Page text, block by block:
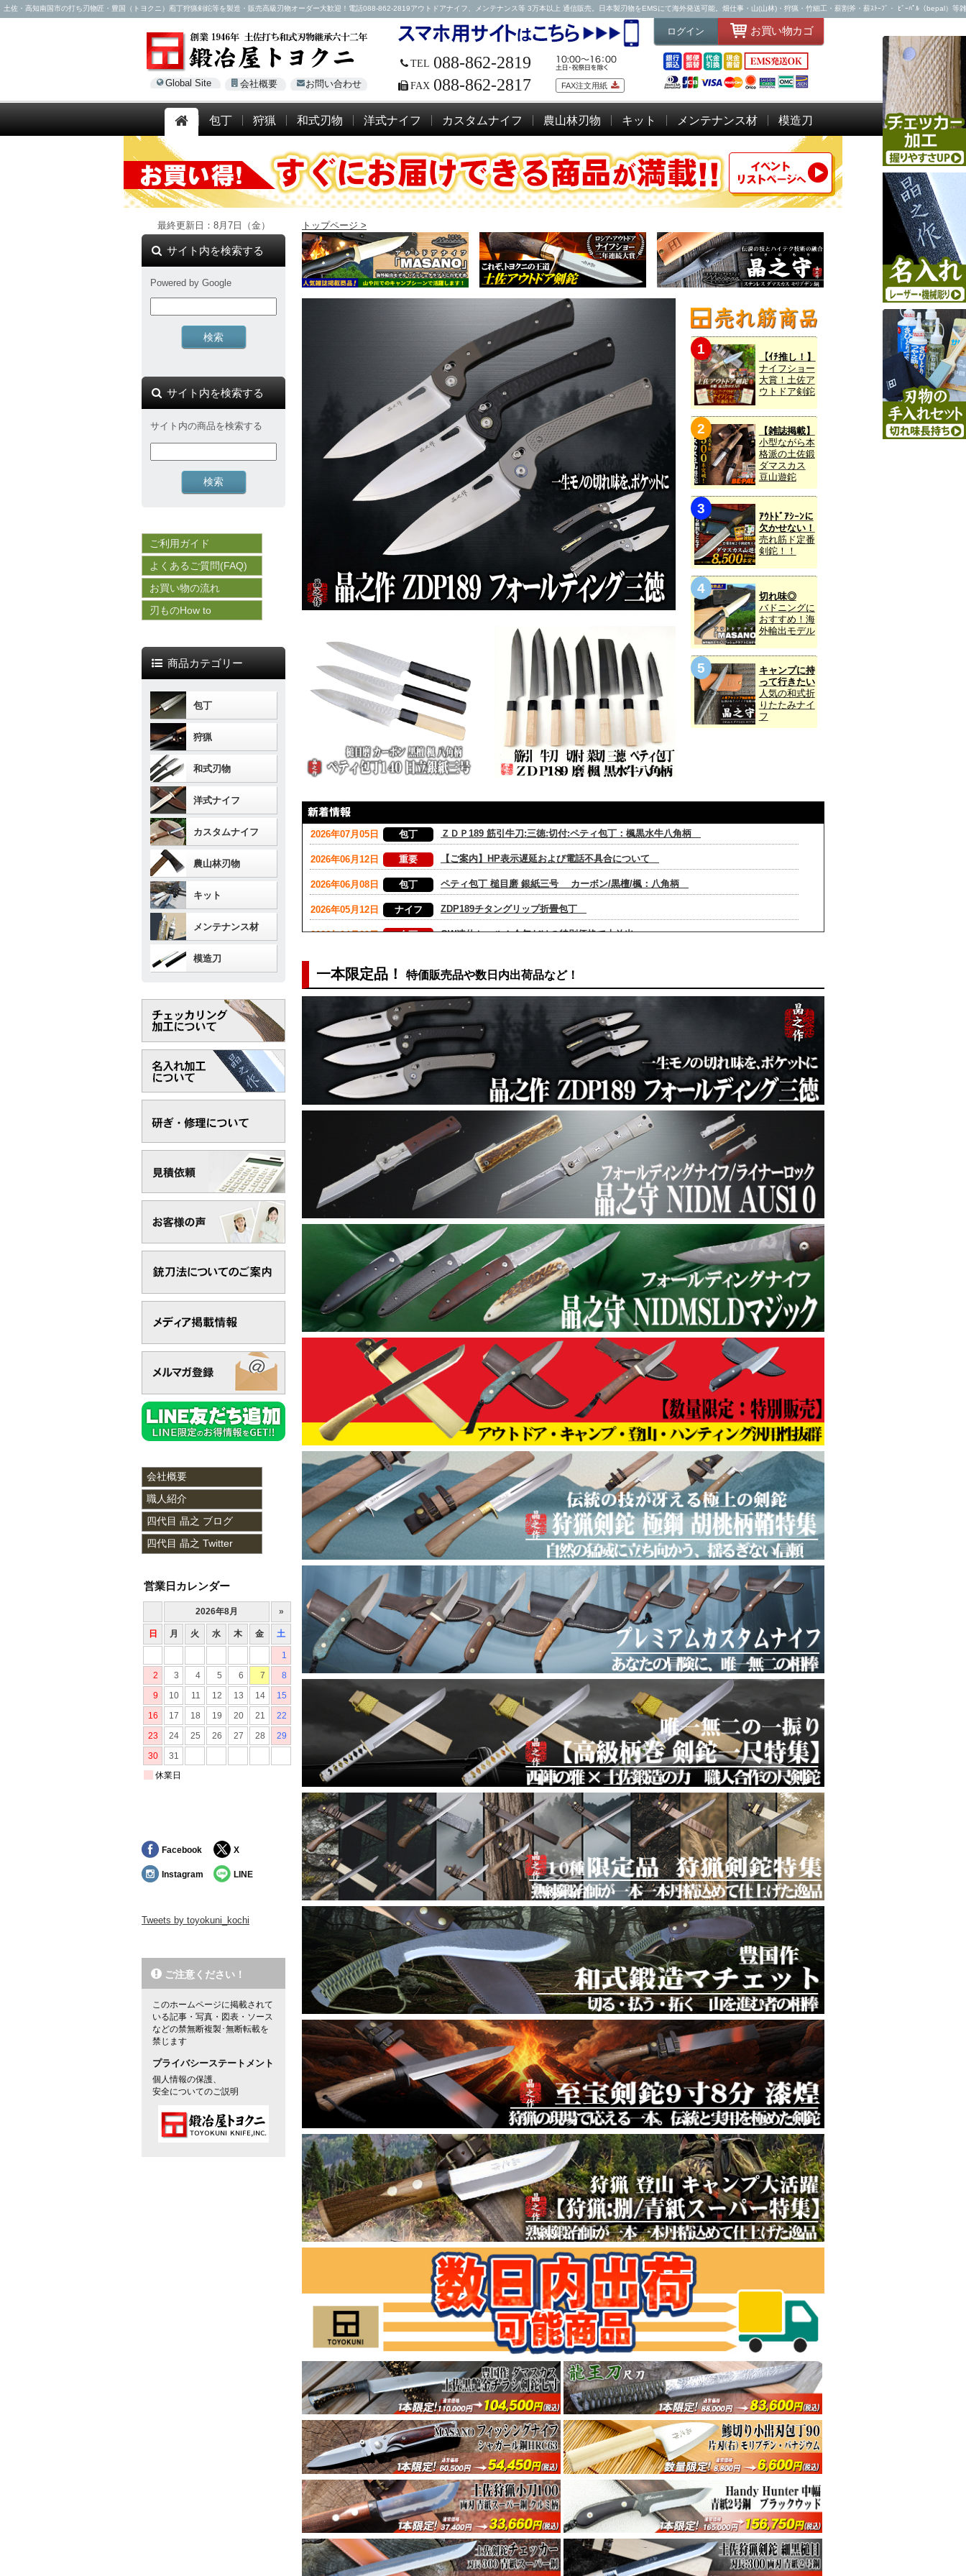
土佐・高知南国市の打ち刃物匠・豊国（トヨクニ）庖丁狩猟剣鉈等を製造・販売高級刃物オーダー大歓迎！電話088-862-2819アウトドアナイフ、メンテナンス等 3万本以上 通信販売。日本製刃物をEMSにて海外発送可能。畑仕事・山(山林)・狩猟・竹細工・薪割斧・薪ｽﾄｰﾌﾞ・ ﾋﾞｰﾊﾟﾙ（bepal）等
Global Site 会社概要 お問い合わせ
TEL 088-862-2819
FAX 088-862-2817 FAX注文用紙
ログイン お買い物カゴ
包丁 狩猟 和式刃物 洋式ナイフ カスタムナイフ 農山林刃物 キット メンテナンス材 模造刀
トップページ >
【ｲﾁ推し！】
ナイフショー
大賞！土佐ア
ウトドア剣鉈
【雑誌掲載】
小型ながら本
格派の土佐鍛
ダマスカス
豆山遊鉈
ｱｳﾄﾄﾞｱｼｰﾝに
欠かせない！
売れ筋ド定番
剣鉈！！
切れ味◎
バドニングに
おすすめ！海
外輸出モデル
キャンプに持
って行きたい
人気の和式折
りたたみナイ
フ
2026年07月05日 包丁 ＺＤＰ189 筋引牛刀:三徳:切付:ペティ包丁：楓黒水牛八角柄
2026年06月12日 重要 【ご案内】HP表示遅延および電話不具合について
2026年06月08日 包丁 ペティ包丁 槌目磨 銀紙三号 カーボン/黒檀/楓：八角柄
2026年05月12日 ナイフ ZDP189チタングリップ折畳包丁
2026年04月29日 企画 GW連休セール！今年だけの特別価格で大放出
2026年03月17日 包丁 ＺＤＰ189 筋引牛刀:三徳:切付:ペティ包丁：楓黒水牛八角柄
2026年03月17日 ナイフ フォールディングＭＡＳＡＮＯ ＳＲＳ13真鍮グリップ
2026年03月17日 ナイフ フォールディングナイフMASANO（NI-DM-SLDマジック）SLDマジック
2026年03月14日 ナイフ 晶之作 ZDP189 フォールディング三徳/フォールディング菜切
2026年03月14日 企画 Boker Magnum ナイフ入荷
2026年03月03日 企画 プレミアムカスタムナイフ
2026年03月03日 企画 ■数量限定：１本特別販売■最大30％オフ
2026年02月14日 企画 本決算2026│第三弾 土佐腰鉈
2026年02月14日 企画 本決算2026│第一弾 輸入ネックナイフ
2026年02月14日 企画 本決算2026│第一弾 輸入ナイフ
2026年02月01日 企画 鍛冶屋トヨクニ 本決算2026
2026年01月17日 企画 自然をもっと自由に万能フルタング鉈・特選6本
2026年01月16日 企画 友人、家族で楽しむキャンプ フルタングナイフ特選9種
2026年01月10日 企画 【鍛造小刀ダマスカス 特集】ハンドメイド用
2026年01月10日 企画 狩猟【捌】/アウトドア鉈 小型でも頼れる一本！
2026年01月10日 企画 【土佐万能鉈特集】 竹割/焚火 頼れる一振り 土佐伝統鉈
企画 【狩猟愛好家 道具特集】 自然と向き合うすべての人へ
2025年12月23日 2025-2026年末年始休業日のご案内
2025年12月18日 【鍛冶屋トヨクニ 福袋2026｜総合
2025年12月18日 企画 【鍛冶屋トヨクニ 福袋2026｜第九弾 剣鉈袋
2025年12月18日 企画 【鍛冶屋トヨクニ 福袋2026｜第八弾 キャンプ袋
2025年12月18日 企画 【鍛冶屋トヨクニ 福袋2026｜第七弾 晶之剣鉈袋
2025年12月18日 企画 【鍛冶屋トヨクニ 福袋2026｜第六弾 料理包丁袋
2025年12月18日 企画 【鍛冶屋トヨクニ 福袋2026｜第五弾 野遊び袋
2025年12月18日 【鍛冶屋トヨクニ 福袋2026｜第四弾 骨スキ包丁袋
2025年12月18日 企画 【鍛冶屋トヨクニ 福袋2026｜第三弾 土州剣鉈 山男袋
2025年12月18日 企画 【鍛冶屋トヨクニ 福袋2026｜第二弾 ネックナイフ袋
2025年12月18日 企画 【鍛冶屋トヨクニ 福袋2026｜第一弾 輸入ナイフ袋
2025年12月06日 企画 【アウトドア遊鉈/小刀特集】鋭い切れ味と研ぎやすさ
2025年12月06日 企画 【漆拵 狩猟剣鉈シリーズ】伝統と実用を極めた逸品
2025年12月06日 企画 【極鋼/青極 有害駆除剣鉈特集】狩猟に挑む頼れる相棒
2025年12月05日 企画 【ダマスカス15青2鍛造小刀特集】存在感ある美しい模様
2025年11月07日 企画 【鍛造小刀 /片刃左・右/両刃 特集】高品質切出
2025年11月04日 【土佐腰鉈特集】アウトドアの頼れる相棒
2025年10月31日 企画 【鍛造小刀特集】キャンプ・釣り・登山など幅広く活躍
2025年10月28日 企画 【狩猟:捌/青紙スーパー特集 山粧う季節、信頼の刃を腰に携えて
2025年10月24日 企画 【漆拵 ダマスカス有害駆除鉈】狩猟のプロフェッショナルへ
2025年10月21日 企画 【匠製作！ソロキャンプ鉈特集】アウトドアを支える一本
2025年10月17日 企画 【ダマスカス多用途鉈特集】鍛冶師が鍛えた切味と耐久性の融合
2025年10月14日 企画 三徳包丁/紫檀柄 料亭品質の三徳包丁セール
2025年10月10日 企画 【アウトドア万能鉈特集】自然の中でアクティビティを楽しむ
2025年10月07日 企画 【土佐熟練鍛冶師拵え/鍛造小刀特集】一本で自然を遊び尽くす
2025年10月03日 企画 ﾀﾞﾏｽｶｽ鍛造小刀特集 伝統と創造が融合 貴方だけの一振り
2025年10月03日 企画 ダマスカス剣鉈【匠】特集 切る度に惚れ直す乱れ波紋が美しい
2025年09月19日 企画 渓流・アウトドア ダマスカス剣鉈特集
2025年09月16日 鍛造フルタング剣鉈特集 握りやすさと強度を両立
2025年09月12日 企画 狩猟ダマスカス剣鉈シリーズ 狩猟の現場で信頼される一振り
2025年09月09日 企画 ダマスカス剣鉈特集 土佐鍛冶師が打つ極上ダマスカス剣鉈
2025年09月05日 企画 土佐万能フルタングナイフ 小型で多用途に使える万能ナイフ
2025年09月05日 企画 極上剣鉈 特集 初心者から上級者へあらゆるアウトドアに！
2025年09月05日 企画 万能土佐腰鉈-剣鉈 登山・山菜・キノコ狩り
地元高知川漁師アウトドア愛好家の声から生出した剣鉈、万能型コンパクト剣鉈
2025年09月02日 企画 薄型軽量:渓走刀 魚を捌き、枝を払う。薄くて軽い、頼れる相棒
豆山遊鉈 軽やかに、鋭く
2025年08月26日 企画 職人技！手のひらサイズの万能小刀
2025年08月08日 企画 上半期決算SALE 第10弾
2025年08月08日 企画 上半期決算SALE 第9弾
2025年08月08日 企画 上半期決算SALE 第8弾
2025年08月08日 企画 上半期決算SALE 第7弾
2025年08月05日 企画 上半期決算SALE 第6弾
2025年08月05日 企画 上半期決算SALE 第5弾
2025年08月05日 企画 上半期決算SALE 第4弾
2025年08月01日 企画 上半期決算SALE 第3弾
2025年08月01日 企画 上半期決算SALE 第２弾
一本限定品！ 特価販売品や数日内出荷品など！
最終更新日：8月7日（金）
サイト内を検索する
Powered by Google
サイト内を検索する
サイト内の商品を検索する
ご利用ガイド
よくあるご質問(FAQ)
お買い物の流れ
刃ものHow to
商品カテゴリー
包丁
狩猟
和式刃物
洋式ナイフ
カスタムナイフ
農山林刃物
キット
メンテナンス材
模造刀
会社概要
職人紹介
四代目 晶之 ブログ
四代目 晶之 Twitter
営業日カレンダー
Facebook X
Instagram LINE
Tweets by toyokuni_kochi
ご注意ください！
このホームページに掲載されて
いる記事・写真・図表・ソース
などの禁無断複製･無断転載を
禁じます
プライバシーステートメント
個人情報の保護、
安全についてのご説明